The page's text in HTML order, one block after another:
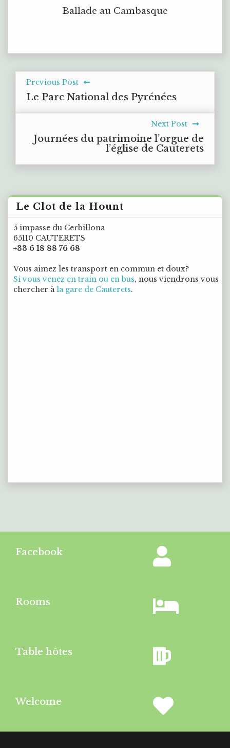
Ballade au Cambasque
Previous Post
Le Parc National des Pyrénées
Next Post
Journées du patrimoine l’orgue de
l’église de Cauterets
Le Clot de la Hount
5 impasse du Cerbillona
65110 CAUTERETS
+33 6 18 88 76 68
Vous aimez les transport en commun et doux?
Si vous venez en train ou en bus, nous viendrons vous
chercher àla gare de Cauterets.
Facebook
Rooms
Table hôtes
Welcome